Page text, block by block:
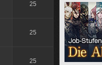
25
25
25